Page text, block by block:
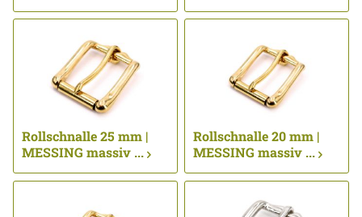
Rollschnalle 25 mm |
MESSING massiv ...
Rollschnalle 20 mm |
MESSING massiv ...